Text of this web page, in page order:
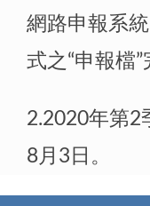
網路申報系
式之“申報檔”
2.2020年第2
8月3日。